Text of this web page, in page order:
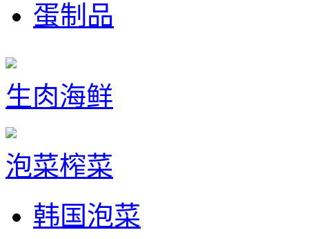
蛋制品
生肉海鲜
泡菜榨菜
韩国泡菜